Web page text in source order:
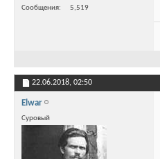
Сообщения
5,519
22.06.2018, 02:50
Elwar
Суровый